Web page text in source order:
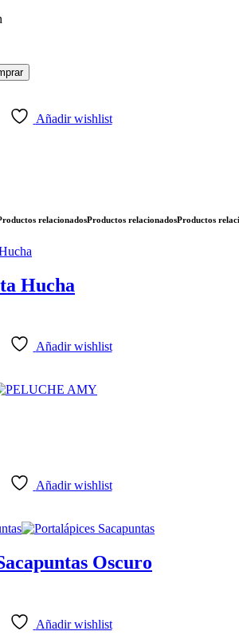
Añadir wishlist
relacionadosProductos relacionadosProductos
Hucha
Añadir wishlist
Añadir wishlist
Oscuro
Añadir wishlist